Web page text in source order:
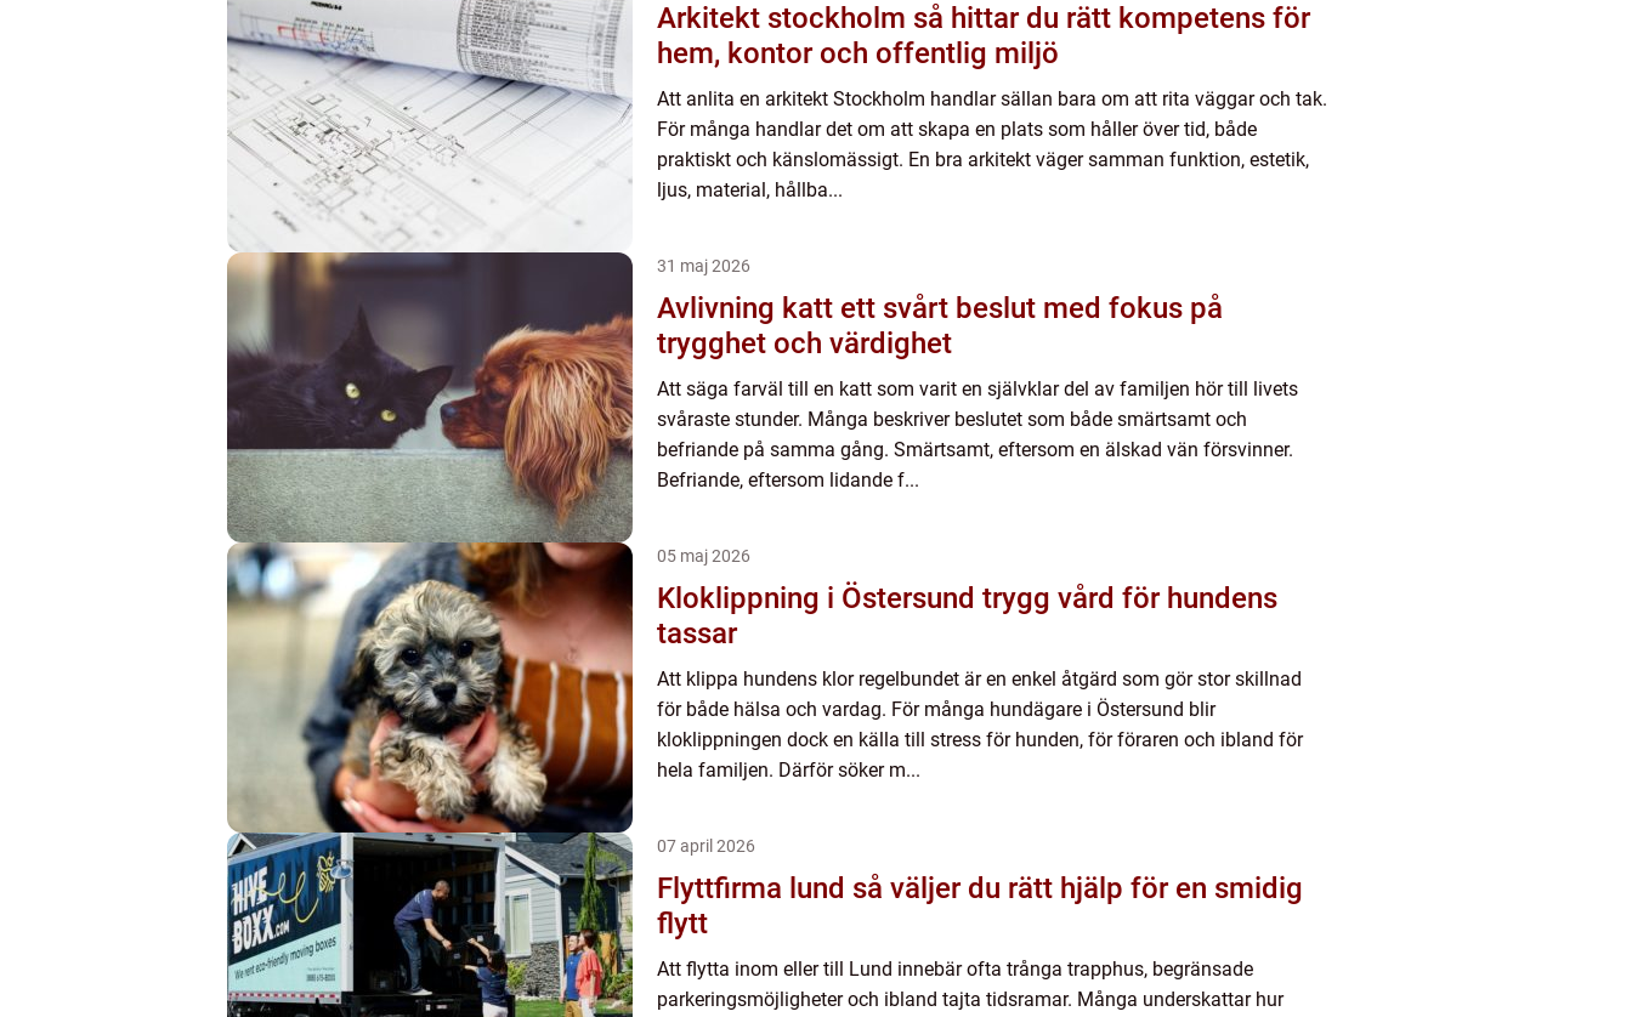
Arkitekt stockholm så hittar du rätt kompetens för
hem, kontor och offentlig miljö
Att anlita en arkitekt Stockholm handlar sällan bara om att rita väggar och tak.
För många handlar det om att skapa en plats som håller över tid, både
praktiskt och känslomässigt. En bra arkitekt väger samman funktion, estetik,
ljus, material, hållba...
31 maj 2026
Avlivning katt ett svårt beslut med fokus på
trygghet och värdighet
Att säga farväl till en katt som varit en självklar del av familjen hör till livets
svåraste stunder. Många beskriver beslutet som både smärtsamt och
befriande på samma gång. Smärtsamt, eftersom en älskad vän försvinner.
Befriande, eftersom lidande f...
05 maj 2026
Kloklippning i Östersund trygg vård för hundens
tassar
Att klippa hundens klor regelbundet är en enkel åtgärd som gör stor skillnad
för både hälsa och vardag. För många hundägare i Östersund blir
kloklippningen dock en källa till stress för hunden, för föraren och ibland för
hela familjen. Därför söker m...
07 april 2026
Flyttfirma lund så väljer du rätt hjälp för en smidig
flytt
Att flytta inom eller till Lund innebär ofta trånga trapphus, begränsade
parkeringsmöjligheter och ibland tajta tidsramar. Många underskattar hur